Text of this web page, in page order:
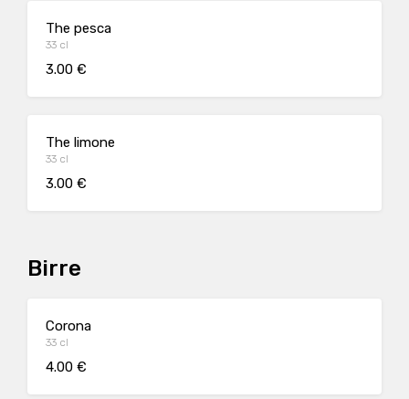
The pesca
33 cl
3.00 €
The limone
33 cl
3.00 €
Birre
Corona
33 cl
4.00 €